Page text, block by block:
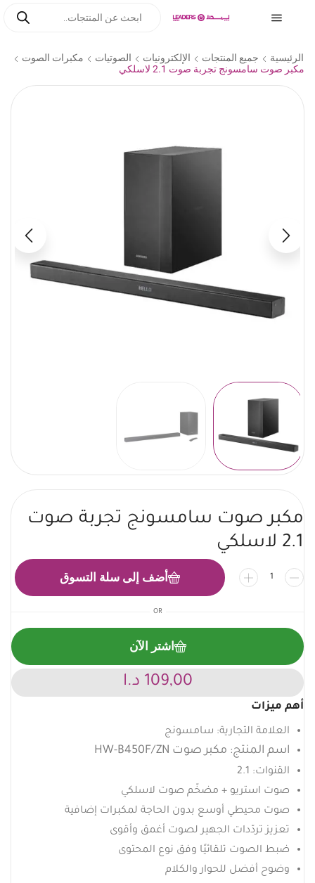
الرئيسية جميع المنتجات الإلكترونيات الصوتيات
مكبرات الصوت
مكبر صوت سامسونج تجربة صوت 2.1 لاسلكي
مكبر صوت سامسونج تجربة صوت
2.1 لاسلكي
أضف إلى سلة التسوق
OR
اشتر الآن
109,00 د.ا
أهم ميزات
العلامة التجارية: سامسونج
اسم المنتج: مكبر صوت HW-B450F/ZN
القنوات: 2.1
صوت استريو + مضخّم صوت لاسلكي
صوت محيطي أوسع بدون الحاجة لمكبرات إضافية
تعزيز تردّدات الجهير لصوت أغمق وأقوى
ضبط الصوت تلقائيًا وفق نوع المحتوى
وضوح أفضل للحوار والكلام